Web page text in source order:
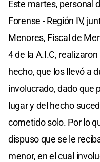
Este martes, personal
Forense - Región IV,
Menores, Fiscal de
4 de la A.I.C,
hecho, que los llevó a
involucrado, dado que
lugar y del hecho
cometido solo. Por lo
dispuso que se le
menor, en el cual